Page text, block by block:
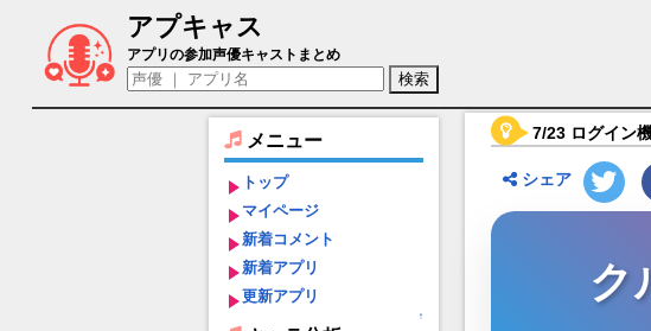
アプキャス
クルースニク（声優：東地宏樹)【東京放課後サモナー
アプリの参加声優キャストまとめ
メニュー
トップ
マイページ
新着コメント
新着アプリ
更新アプリ
↑
7/23 ログイン
シェア
ク